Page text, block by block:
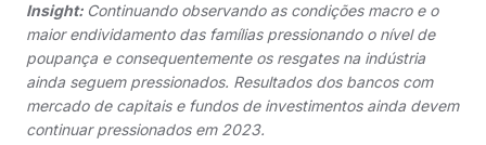
Insight: Continuando observando as condições macro e o
maior endividamento das famílias pressionando o nível de
poupança e consequentemente os resgates na indústria
ainda seguem pressionados. Resultados dos bancos com
mercado de capitais e fundos de investimentos ainda devem
continuar pressionados em 2023.